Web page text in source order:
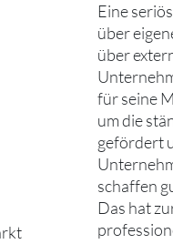
Eine
über
über
für seine
um die
gefördert
schaffen
Das hat